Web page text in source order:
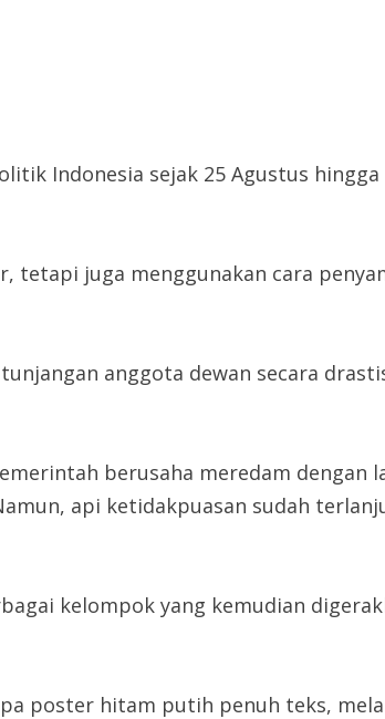
Indonesia sejak 25 Agustus
tetapi juga menggunakan cara
anggota dewan secara
berusaha meredam dengan
api ketidakpuasan sudah
kelompok yang kemudian
poster hitam putih penuh teks,